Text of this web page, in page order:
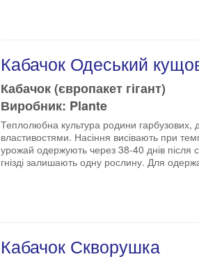
Кабачок Одеський
Кабачок (європакет гігант)
Виробник: Plante
Теплолюбна культура родини гарбузових,
властивостями. Насіння висівають при
урожай одержують через 38-40 днів після
гнізді залишають одну рослину. Для
Кабачок Скворушка